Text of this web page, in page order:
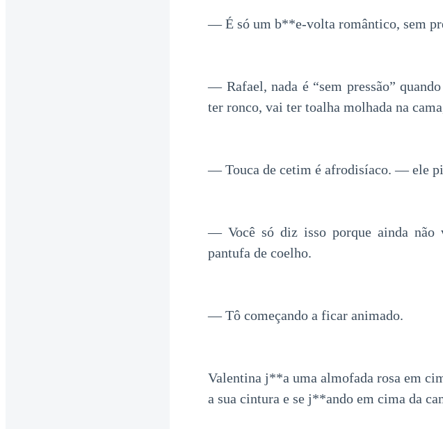
— É só um b**e-volta romântico, sem
— Rafael, nada é “sem pressão”
ter ronco, vai ter toalha molhada na
— Touca de cetim é afrodisíaco. — ele
— Você só diz isso porque ainda não
pantufa de coelho.
— Tô começando a ficar animado.
Valentina j**a uma almofada rosa em
a sua cintura e se j**ando em cima da